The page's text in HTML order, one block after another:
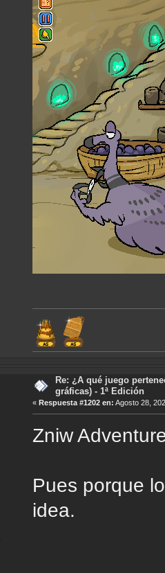
Re: ¿A qué juego
gráficas) - 1ª Edición
« Respuesta #1202 en: Agosto 28,
Zniw
Pues porque
idea.